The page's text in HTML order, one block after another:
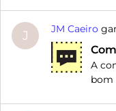
J JM Caeiro
A
bom